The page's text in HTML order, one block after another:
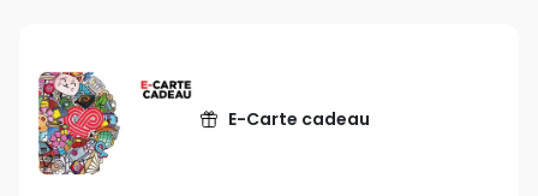
E-Carte cadeau